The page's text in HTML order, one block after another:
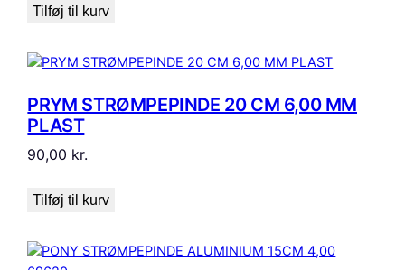
Tilføj til kurv
PRYM STRØMPEPINDE 20 CM 6,00 MM
PLAST
90,00 kr.
Tilføj til kurv